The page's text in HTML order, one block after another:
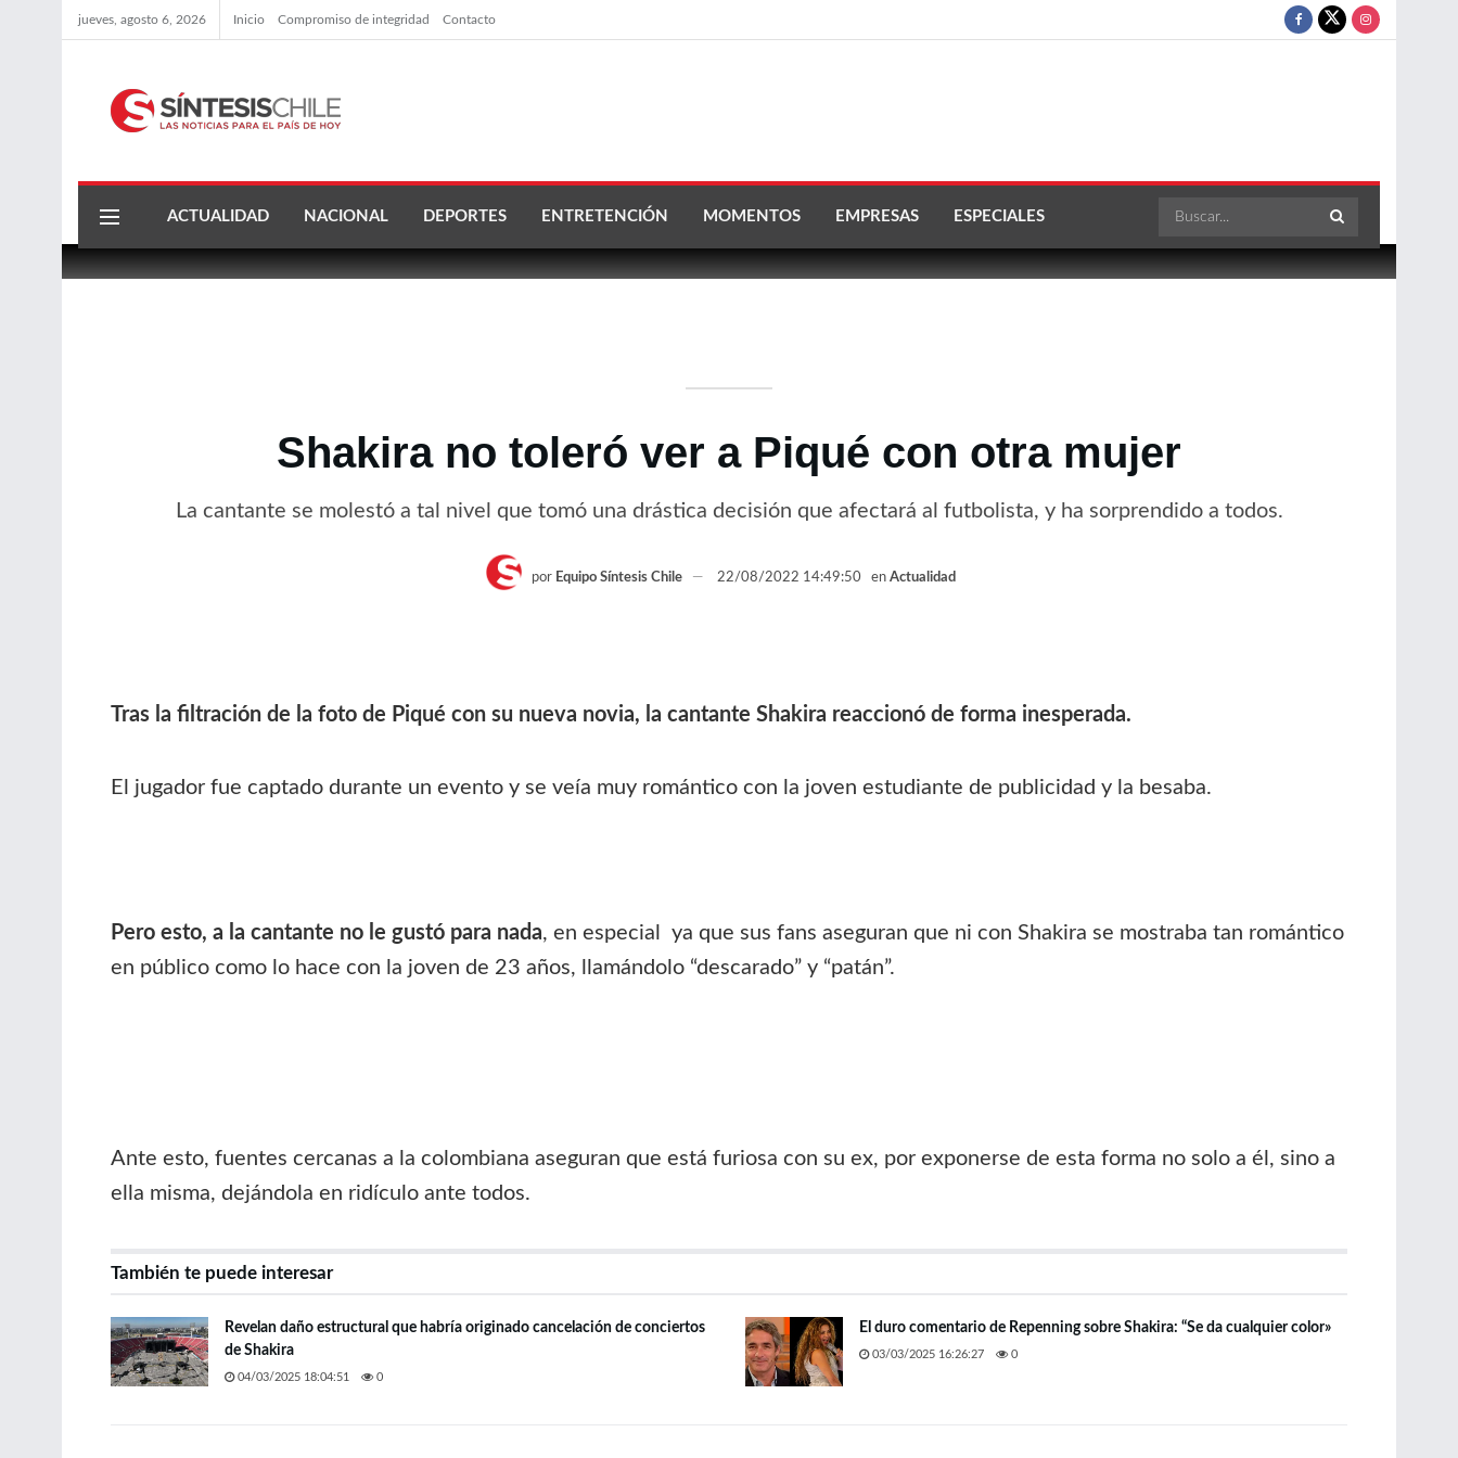
jueves, agosto 6, 2026 Inicio Compromiso de integridad Contacto
ACTUALIDAD NACIONAL DEPORTES ENTRETENCIÓN MOMENTOS EMPRESAS ESPECIALES
Shakira no toleró ver a Piqué con otra mujer
La cantante se molestó a tal nivel que tomó una drástica decisión que afectará al futbolista, y ha sorprendido a todos.
por Equipo Síntesis Chile 22/08/2022 14:49:50 en Actualidad
Tras la filtración de la foto de Piqué con su nueva novia, la cantante Shakira reaccionó de forma inesperada.
El jugador fue captado durante un evento y se veía muy romántico con la joven estudiante de publicidad y la besaba.
Pero esto, a la cantante no le gustó para nada, en especial ya que sus fans aseguran que ni con Shakira se mostraba tan romántico
en público como lo hace con la joven de 23 años, llamándolo “descarado” y “patán”.
Ante esto, fuentes cercanas a la colombiana aseguran que está furiosa con su ex, por exponerse de esta forma no solo a él, sino a
ella misma, dejándola en ridículo ante todos.
También te puede interesar
Revelan daño estructural que habría originado cancelación de conciertos
de Shakira
04/03/2025 18:04:51 0
El duro comentario de Repenning sobre Shakira: “Se da cualquier color»
03/03/2025 16:26:27 0